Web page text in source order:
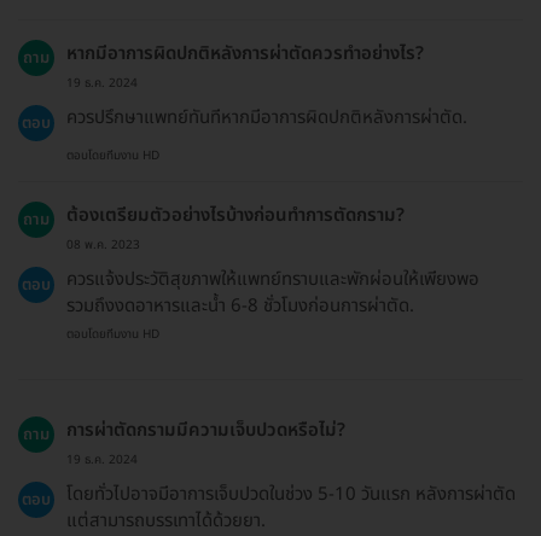
ถาม หากมีอาการผิดปกติหลังการผ่าตัดควรทำอย่างไร?
19 ธ.ค. 2024
ตอบ ควรปรึกษาแพทย์ทันทีหากมีอาการผิดปกติหลังการผ่าตัด.
ตอบโดยทีมงาน HD
ถาม ต้องเตรียมตัวอย่างไรบ้างก่อนทำการตัดกราม?
08 พ.ค. 2023
ตอบ
ควรแจ้งประวัติสุขภาพให้แพทย์ทราบและพักผ่อนให้เพียงพอ
รวมถึงงดอาหารและน้ำ 6-8 ชั่วโมงก่อนการผ่าตัด.
ตอบโดยทีมงาน HD
ถาม การผ่าตัดกรามมีความเจ็บปวดหรือไม่?
19 ธ.ค. 2024
ตอบ
โดยทั่วไปอาจมีอาการเจ็บปวดในช่วง 5-10 วันแรก หลังการผ่าตัด
แต่สามารถบรรเทาได้ด้วยยา.